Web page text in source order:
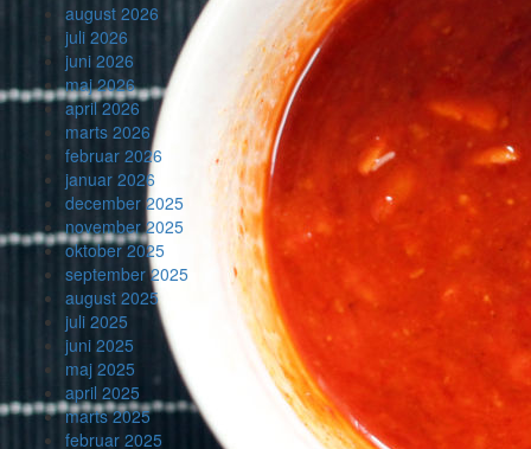
august 2026
juli 2026
juni 2026
maj 2026
april 2026
marts 2026
februar 2026
januar 2026
december 2025
november 2025
oktober 2025
september 2025
august 2025
juli 2025
juni 2025
maj 2025
april 2025
marts 2025
februar 2025